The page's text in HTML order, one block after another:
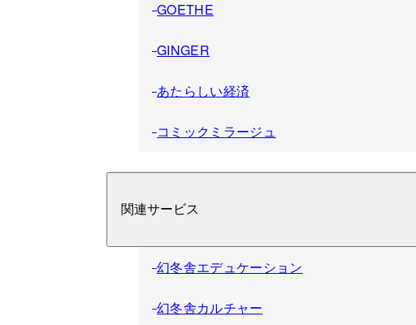
GOETHE
GINGER
あたらしい経済
コミックミラージュ
関連サービス
幻冬舎エデュケーション
幻冬舎カルチャー